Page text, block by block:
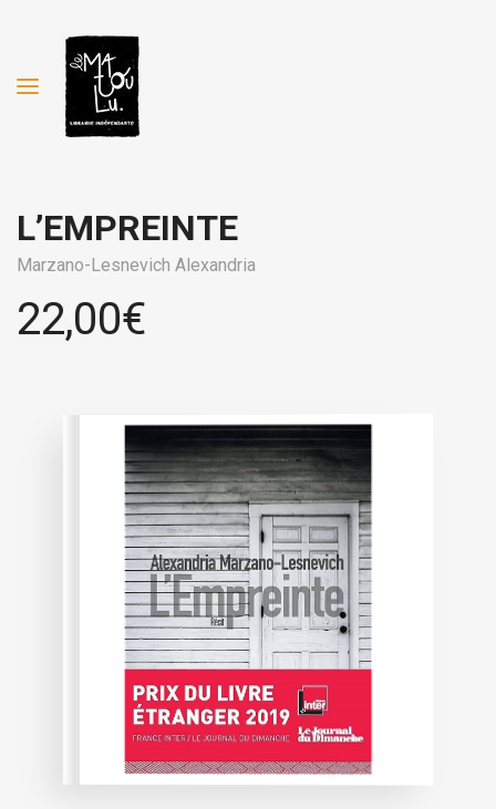
L’EMPREINTE
Marzano-Lesnevich Alexandria
22,00€